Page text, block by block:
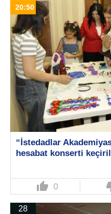
20:50
“İstedadlar
hesabat konserti
thumb_up 0
28